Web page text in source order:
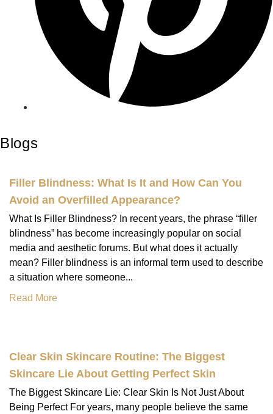
Blogs
Filler Blindness: What Is It and How Can You
Avoid an Overfilled Appearance?
What Is Filler Blindness? In recent years, the phrase “filler
blindness” has become increasingly popular on social
media and aesthetic forums. But what does it actually
mean? Filler blindness is an informal term used to describe
a situation where someone...
Read More
Clear Skin Skincare Routine: The Biggest
Skincare Lie About Getting Perfect Skin
The Biggest Skincare Lie: Clear Skin Is Not Just About
Being Perfect For years, many people believe the same